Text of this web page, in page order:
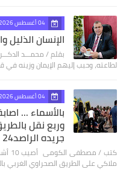
04 أغسطس 2026
الإنسان الذليل
بقلم / محمـــد
لطاعته، وحبب إليهم الإيمان وزينه
04 أغسطس 2026
وربع نقل
جريده الراصد24
ملاكي على الطريق الصحراوي الغربي